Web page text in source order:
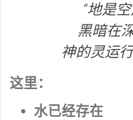
“地是
黑暗在
神的灵运
这里：
水已经存在